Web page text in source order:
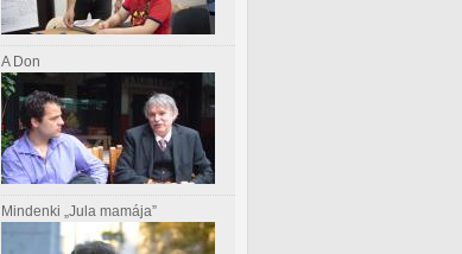
A Don
Mindenki „Jula mamája”